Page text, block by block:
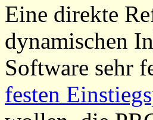
Eine direkte
dynamischen
Software sehr
festen